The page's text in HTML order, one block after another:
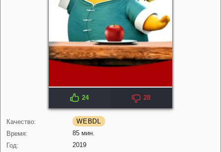
IMDB: 6.2 KP: 6.3
24 28
Качество:
WEBDL
Время:
85 мин.
Год:
2019